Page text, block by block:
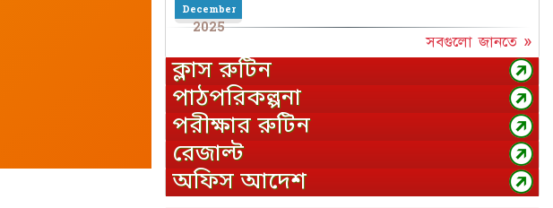
December
2025
সবগুলো জানতে »
ক্লাস রুটিন
পাঠপরিকল্পনা
পরীক্ষার রুটিন
রেজাল্ট
অফিস আদেশ